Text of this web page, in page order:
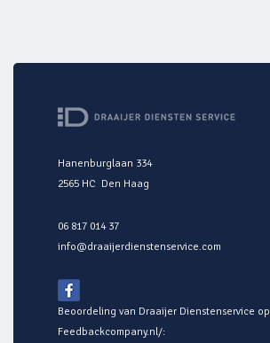
Hanenburglaan 334
2565 HC Den Haag
06 817 014 37
info@draaijerdienstenservice.com
Beoordeling van Draaijer Dienstenservice op
Feedbackcompany.nl/: